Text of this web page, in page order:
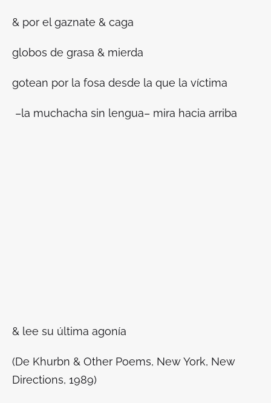
& por el gaznate & caga
globos de grasa & mierda
gotean por la fosa desde la que la víctima
–la muchacha sin lengua– mira hacia arriba
& lee su última agonía
(De Khurbn & Other Poems, New York, New
Directions, 1989)